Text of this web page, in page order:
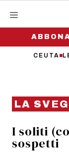
contenuto
CEUTA
LA
I soliti
sospetti